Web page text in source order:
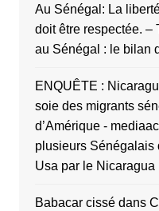
Au Sénégal: La
doit être respectée. –
au Sénégal : le bilan
ENQUÊTE :
soie des migrants
d’Amérique -
plusieurs Sénégalais
Usa par le Nicaragua
Babacar cissédans